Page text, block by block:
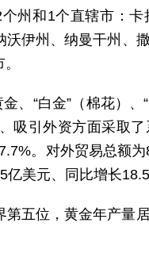
州和1个直辖市：
伊州、纳曼干州、
、“白金”（棉花）、
引外资方面采取了
。对外贸易总额
美元、同比增长
五位，黄金年产量